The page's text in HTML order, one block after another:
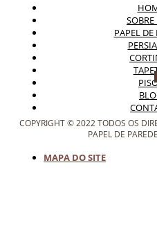
PAPEL DE
COPYRIGHT © 2022 TODOS OS
PAPEL DE
MAPA DO SITE